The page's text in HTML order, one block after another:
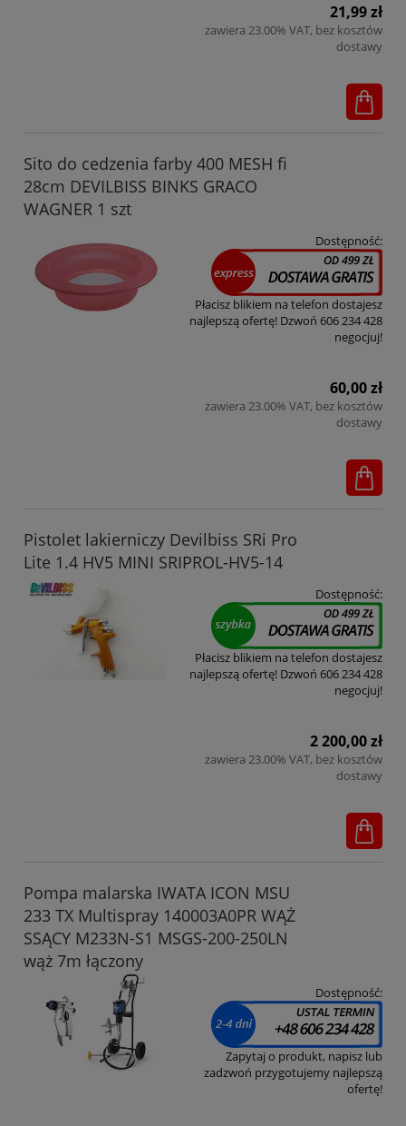
21,99 zł
zawiera 23.00% VAT, bez kosztów
dostawy
Sito do cedzenia farby 400 MESH fi
28cm DEVILBISS BINKS GRACO
WAGNER 1 szt
Dostępność:
Płacisz blikiem na telefon dostajesz
najlepszą ofertę! Dzwoń 606 234 428
negocjuj!
60,00 zł
zawiera 23.00% VAT, bez kosztów
dostawy
Pistolet lakierniczy Devilbiss SRi Pro
Lite 1.4 HV5 MINI SRIPROL-HV5-14
Dostępność:
Płacisz blikiem na telefon dostajesz
najlepszą ofertę! Dzwoń 606 234 428
negocjuj!
2 200,00 zł
zawiera 23.00% VAT, bez kosztów
dostawy
Pompa malarska IWATA ICON MSU
233 TX Multispray 140003A0PR WĄŻ
SSĄCY M233N-S1 MSGS-200-250LN
wąż 7m łączony
Dostępność:
Zapytaj o produkt, napisz lub
zadzwoń przygotujemy najlepszą
ofertę!